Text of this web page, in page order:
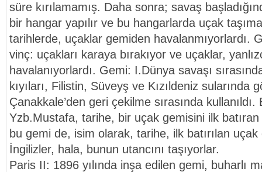
süre kırılamamış. Daha sonra; savaş
bir hangar yapılır ve bu hangarlarda uçak
tarihlerde, uçaklar gemiden havalanmıyorlardı.
vinç: uçakları karaya bırakıyor ve uçaklar,
havalanıyorlardı. Gemi: I.Dünya savaşı
kıyıları, Filistin, Süveyş ve Kızıldeniz sularında
Çanakkale’den geri çekilme sırasında
Yzb.Mustafa, tarihe, bir uçak gemisini ilk
bu gemi de, isim olarak, tarihe, ilk batırılan
İngilizler, hala, bunun utancını taşıyorlar.
Paris II: 1896 yılında inşa edilen gemi, buharlı